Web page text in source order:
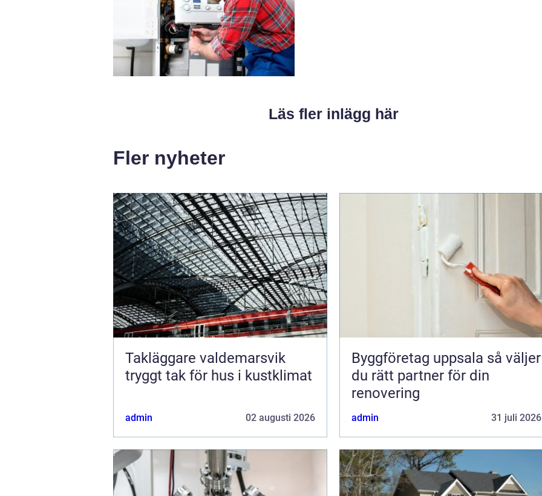
Läs fler inlägg här
Fler nyheter
Takläggare valdemarsvik
tryggt tak för hus i kustklimat
admin 02 augusti 2026
Byggföretag uppsala så väljer
du rätt partner för din
renovering
admin 31 juli 2026